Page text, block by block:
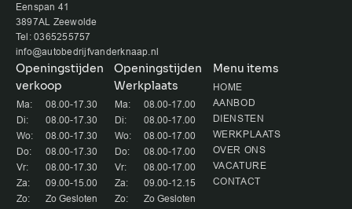
Eenspan 41
3897AL Zeewolde
Tel: 0365255757
info@autobedrijfvanderknaap.nl
Openingstijden
verkoop
Ma:
08.00-17.30
Di:
08.00-17.30
Wo:
08.00-17.30
Do:
08.00-17.30
Vr:
08.00-17.30
Za:
09.00-15.00
Zo:
Zo Gesloten
Openingstijden
Werkplaats
Ma:
08.00-17.00
Di:
08.00-17.00
Wo:
08.00-17.00
Do:
08.00-17.00
Vr:
08.00-17.00
Za:
09.00-12.15
Zo:
Zo Gesloten
Menu items
HOME
AANBOD
DIENSTEN
WERKPLAATS
OVER ONS
VACATURE
CONTACT